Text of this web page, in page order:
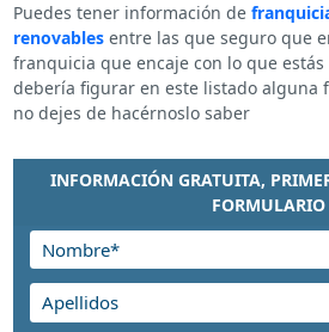
Puedes tener información de
renovablesentre las que seguro que
franquicia que encaje con lo que
debería figurar en este listado alguna
no dejes de hacérnoslo saber
INFORMACIÓN GRATUITA,
FORMULARIO